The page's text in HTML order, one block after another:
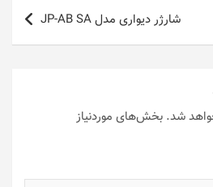
شارژر دیواری مدل JP-AB SA
شد. بخش‌های موردنیاز